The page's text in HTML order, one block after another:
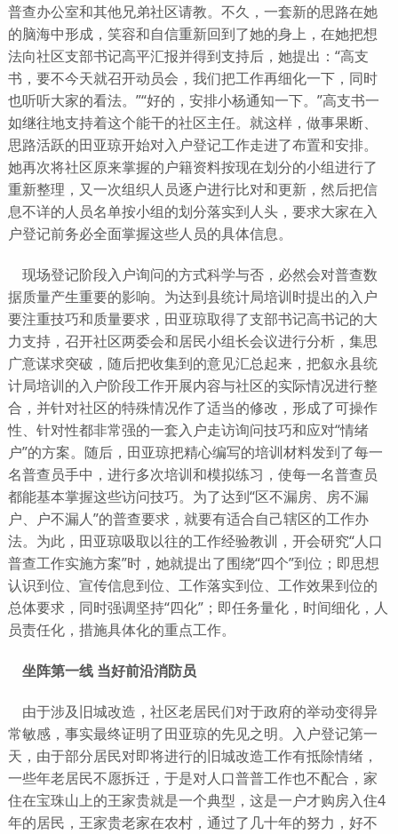
普查办公室和其他兄弟社区请教。不久，一套新的思路在她
的脑海中形成，笑容和自信重新回到了她的身上，在她把想
法向社区支部书记高平汇报并得到支持后，她提出：“高支
书，要不今天就召开动员会，我们把工作再细化一下，同时
也听听大家的看法。”“好的，安排小杨通知一下。”高支书一
如继往地支持着这个能干的社区主任。就这样，做事果断、
思路活跃的田亚琼开始对入户登记工作走进了布置和安排。
她再次将社区原来掌握的户籍资料按现在划分的小组进行了
重新整理，又一次组织人员逐户进行比对和更新，然后把信
息不详的人员名单按小组的划分落实到人头，要求大家在入
户登记前务必全面掌握这些人员的具体信息。
现场登记阶段入户询问的方式科学与否，必然会对普查数
据质量产生重要的影响。为达到县统计局培训时提出的入户
要注重技巧和质量要求，田亚琼取得了支部书记高书记的大
力支持，召开社区两委会和居民小组长会议进行分析，集思
广意谋求突破，随后把收集到的意见汇总起来，把叙永县统
计局培训的入户阶段工作开展内容与社区的实际情况进行整
合，并针对社区的特殊情况作了适当的修改，形成了可操作
性、针对性都非常强的一套入户走访询问技巧和应对“情绪
户”的方案。随后，田亚琼把精心编写的培训材料发到了每一
名普查员手中，进行多次培训和模拟练习，使每一名普查员
都能基本掌握这些访问技巧。为了达到“区不漏房、房不漏
户、户不漏人”的普查要求，就要有适合自己辖区的工作办
法。为此，田亚琼吸取以往的工作经验教训，开会研究“人口
普查工作实施方案”时，她就提出了围绕“四个”到位；即思想
认识到位、宣传信息到位、工作落实到位、工作效果到位的
总体要求，同时强调坚持“四化”；即任务量化，时间细化，人
员责任化，措施具体化的重点工作。
坐阵第一线 当好前沿消防员
由于涉及旧城改造，社区老居民们对于政府的举动变得异
常敏感，事实最终证明了田亚琼的先见之明。入户登记第一
天，由于部分居民对即将进行的旧城改造工作有抵除情绪，
一些年老居民不愿拆迁，于是对人口普普工作也不配合，家
住在宝珠山上的王家贵就是一个典型，这是一户才购房入住4
年的居民，王家贵老家在农村，通过了几十年的努力，好不